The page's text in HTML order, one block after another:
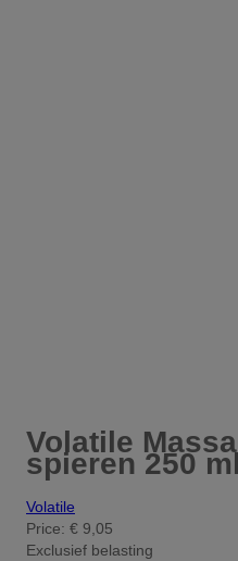
Volatile
spieren 250
Volatile
Price: € 9,05
Exclusief belasting